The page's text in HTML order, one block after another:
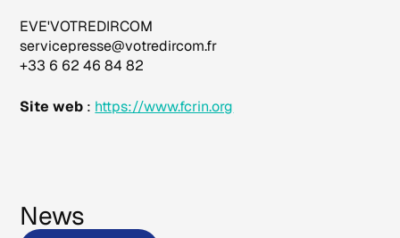
EVE'VOTREDIRCOM
servicepresse@votredircom.fr
+33 6 62 46 84 82
Site web : https://www.fcrin.org
News